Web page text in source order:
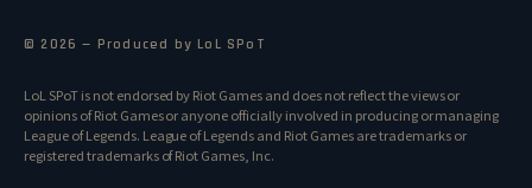
© 2026 — Produced by LoL SPoT
LoL SPoT is not endorsed by Riot Games and does not reflect the views or
opinions of Riot Games or anyone officially involved in producing or managing
League of Legends. League of Legends and Riot Games are trademarks or
registered trademarks of Riot Games, Inc.